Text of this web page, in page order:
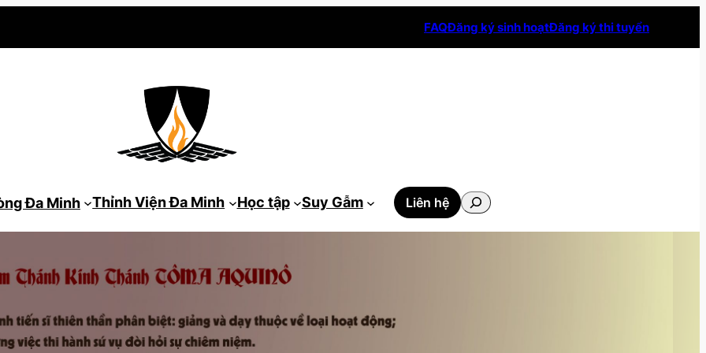
FAQĐăng ký sinh hoạtĐăng ký thi tuyển
Đa Minh Thỉnh Viện Đa Minh Học tập Suy Gẫm Liên hệ
Tìm
kiếm